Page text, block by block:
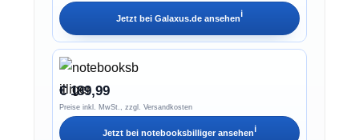
Jetzt bei Galaxus.de ansehenℹ︎
€ 189,99
Preise inkl. MwSt., zzgl. Versandkosten
Jetzt bei notebooksbilligeransehenℹ︎